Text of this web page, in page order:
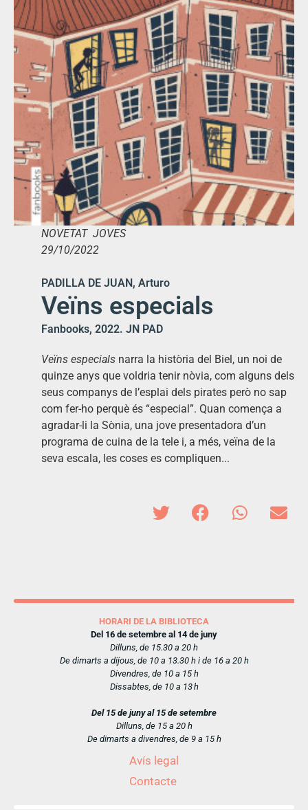
NOVETAT JOVES
29/10/2022
PADILLA DE JUAN, Arturo
Veïns especials
Fanbooks, 2022. JN PAD
Veïns especials narra la història del Biel, un noi de
quinze anys que voldria tenir nòvia, com alguns dels
seus companys de l’esplai dels pirates però no sap
com fer-ho perquè és “especial”. Quan comença a
agradar-li la Sònia, una jove presentadora d’un
programa de cuina de la tele i, a més, veïna de la
seva escala, les coses es compliquen...
HORARI DE LA BIBLIOTECA
Del 16 de setembre al 14 de juny
Dilluns, de 15.30 a 20 h
De dimarts a dijous, de 10 a 13.30 h i de 16 a 20 h
Divendres, de 10 a 15 h
Dissabtes, de 10 a 13 h
Del 15 de juny al 15 de setembre
Dilluns, de 15 a 20 h
De dimarts a divendres, de 9 a 15 h
Avís legal
Contacte